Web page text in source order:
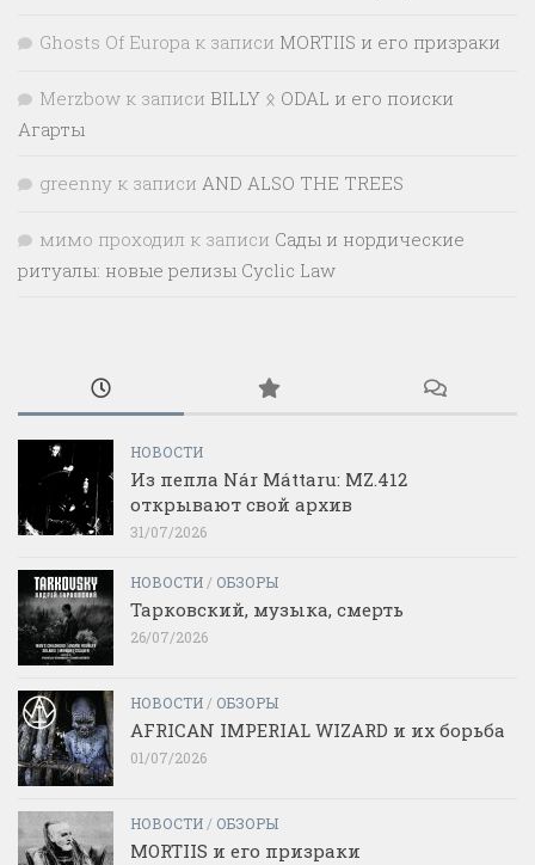
Ghosts Of Europa к записи MORTIIS и его призраки
Merzbow к записи BILLY ᛟ ODAL и его поиски
Агарты
greenny к записи AND ALSO THE TREES
мимо проходил к записи Сады и нордические
ритуалы: новые релизы Cyclic Law
НОВОСТИ
Из пепла Nár Máttaru: MZ.412
открывают свой архив
31/07/2026
НОВОСТИ/ ОБЗОРЫ
Тарковский, музыка, смерть
26/07/2026
НОВОСТИ/ ОБЗОРЫ
AFRICAN IMPERIAL WIZARD и их борьба
01/07/2026
НОВОСТИ/ ОБЗОРЫ
MORTIIS и его призраки